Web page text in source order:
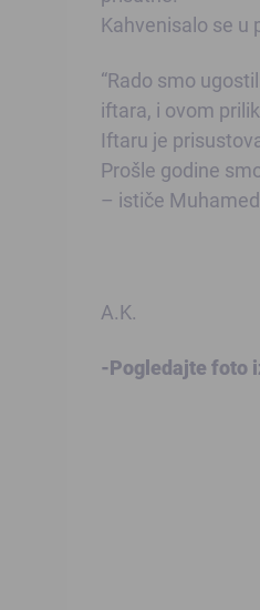
Kahvenisalo se u
“Rado smo
iftara, i ovom
Iftaru je
Prošle godine
– ističe
A.K.
-Pogledajte foto